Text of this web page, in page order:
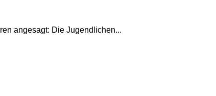
angesagt: Die Jugendlichen...